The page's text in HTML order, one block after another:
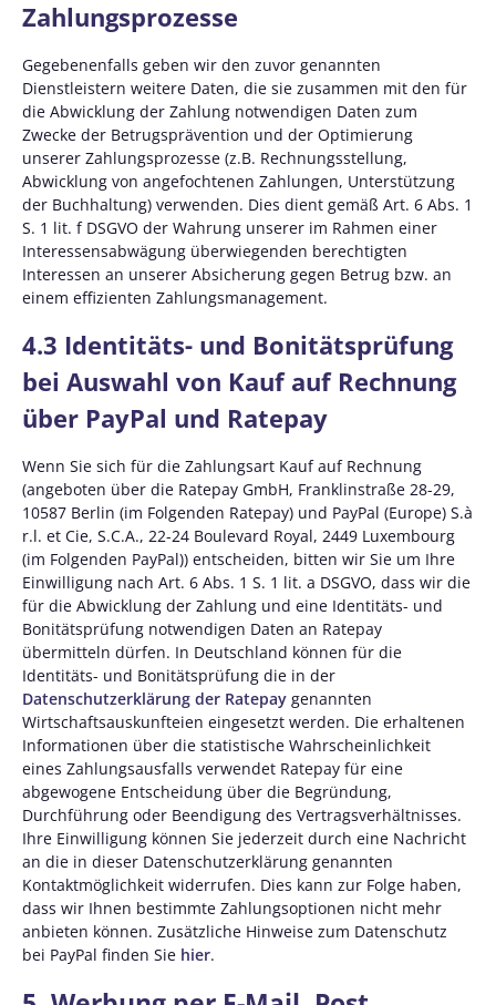
Zahlungsprozesse
Gegebenenfalls geben wir den zuvor genannten
Dienstleistern weitere Daten, die sie zusammen mit den für
die Abwicklung der Zahlung notwendigen Daten zum
Zwecke der Betrugsprävention und der Optimierung
unserer Zahlungsprozesse (z.B. Rechnungsstellung,
Abwicklung von angefochtenen Zahlungen, Unterstützung
der Buchhaltung) verwenden. Dies dient gemäß Art. 6 Abs. 1
S. 1 lit. f DSGVO der Wahrung unserer im Rahmen einer
Interessensabwägung überwiegenden berechtigten
Interessen an unserer Absicherung gegen Betrug bzw. an
einem effizienten Zahlungsmanagement.
4.3 Identitäts- und Bonitätsprüfung
bei Auswahl von Kauf auf Rechnung
über PayPal und Ratepay
Wenn Sie sich für die Zahlungsart Kauf auf Rechnung
(angeboten über die Ratepay GmbH, Franklinstraße 28-29,
10587 Berlin (im Folgenden Ratepay) und PayPal (Europe) S.à
r.l. et Cie, S.C.A., 22-24 Boulevard Royal, 2449 Luxembourg
(im Folgenden PayPal)) entscheiden, bitten wir Sie um Ihre
Einwilligung nach Art. 6 Abs. 1 S. 1 lit. a DSGVO, dass wir die
für die Abwicklung der Zahlung und eine Identitäts- und
Bonitätsprüfung notwendigen Daten an Ratepay
übermitteln dürfen. In Deutschland können für die
Identitäts- und Bonitätsprüfung die in der
Datenschutzerklärung der Ratepay genannten
Wirtschaftsauskunfteien eingesetzt werden. Die erhaltenen
Informationen über die statistische Wahrscheinlichkeit
eines Zahlungsausfalls verwendet Ratepay für eine
abgewogene Entscheidung über die Begründung,
Durchführung oder Beendigung des Vertragsverhältnisses.
Ihre Einwilligung können Sie jederzeit durch eine Nachricht
an die in dieser Datenschutzerklärung genannten
Kontaktmöglichkeit widerrufen. Dies kann zur Folge haben,
dass wir Ihnen bestimmte Zahlungsoptionen nicht mehr
anbieten können. Zusätzliche Hinweise zum Datenschutz
bei PayPal finden Sie hier.